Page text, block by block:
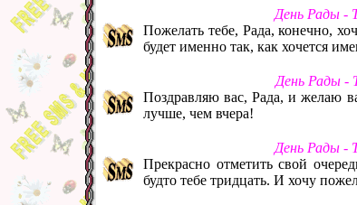
День Рады -
Пожелать тебе, Рада, конечно,
будет именно так, как хочется
День Рады -
Поздравляю вас, Рада, и желаю
лучше, чем вчера!
День Рады -
Прекрасно отметить свой
будто тебе тридцать. И хочу